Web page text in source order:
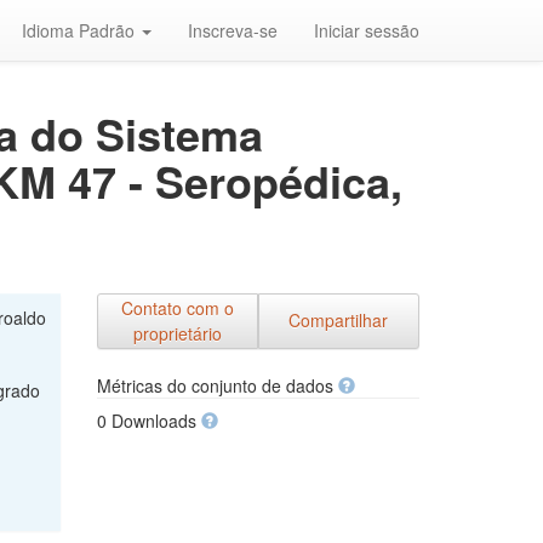
Idioma Padrão Inscreva-se Iniciar sessão
do Sistema
47 - Seropédica,
Contato com o
proprietário
Compartilhar
Métricas do conjunto de dados
0 Downloads